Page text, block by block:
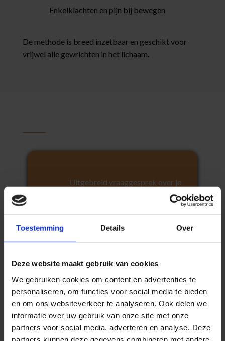
Toestemming Details Over
Deze website maakt gebruik van cookies
We gebruiken cookies om content en advertenties te
personaliseren, om functies voor social media te bieden
en om ons websiteverkeer te analyseren. Ook delen we
informatie over uw gebruik van onze site met onze
partners voor social media, adverteren en analyse. Deze
Enkelklachten en pijn bij bewegen
De methode is breed inzetbaar en geschikt voor
vrijwel alle gewrichten in het lichaam.
Uitgebreid vraaggesprek over je
Analyse van pijn, beweging en
beperkingen
“sporingsproblemen”
Duidelijke uitleg en persoonlijk
behandelplan
Je weet na de intake precies waar de
oorzaak ligt en wat we gaan doen.